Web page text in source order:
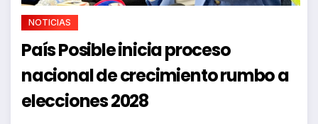
NOTICIAS
País Posible inicia proceso
nacional de crecimiento rumbo a
elecciones 2028